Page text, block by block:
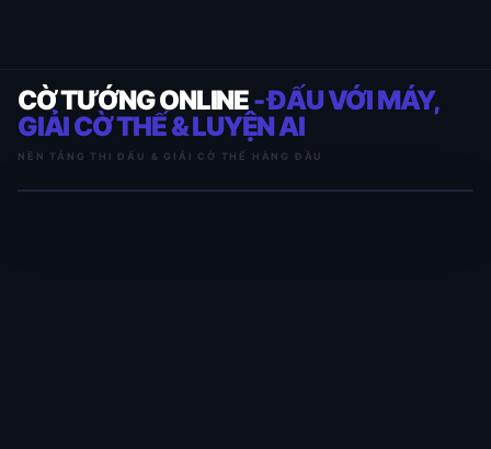
CỜ TƯỚNG ONLINE- ĐẤU VỚI MÁY,
GIẢI CỜ THẾ & LUYỆN AI
NỀN TẢNG THI ĐẤU & GIẢI CỜ THẾ HÀNG ĐẦU